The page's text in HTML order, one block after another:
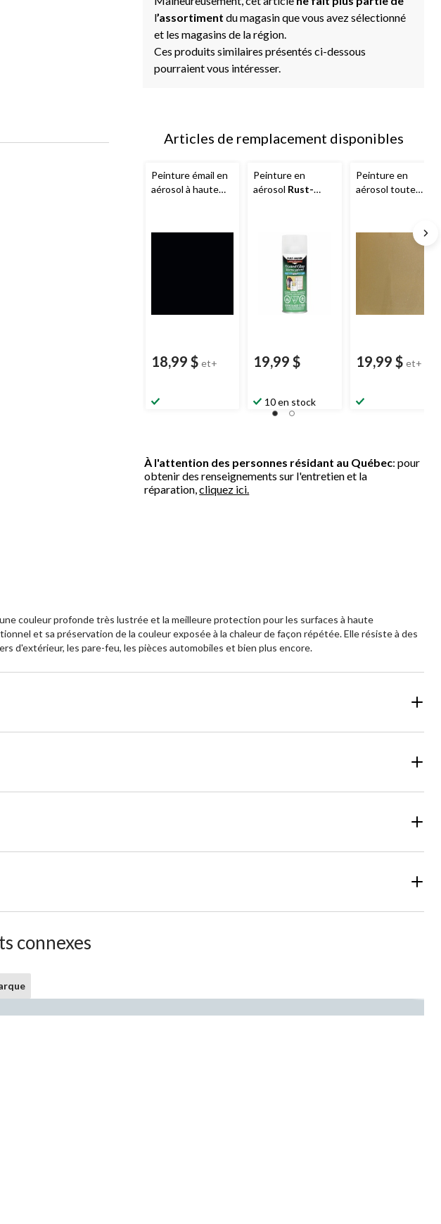
l’assortiment du magasin que vous avez sélectionné
et les magasins de la région.
Ces produits similaires présentés ci-dessous
pourraient vous intéresser.
Articles de remplacement disponibles
Peinture émail en
aérosol à haute
Specialtyavec
18,99 $ et+
Peinture en
aérosol Rust-
19,99 $
10 en stock
Peinture en
aérosol toute
métallique, 312 g
19,99 $ et+
À l'attention des personnes résidant au Québec: pour
obtenir des renseignements sur l'entretien et la
réparation,cliquez ici.
couleur profonde très lustrée et la meilleure protection pour les surfaces à haute
et sa préservation de la couleur exposée à la chaleur de façon répétée. Elle résiste à des
d'extérieur, les pare-feu, les pièces automobiles et bien plus encore.
connexes